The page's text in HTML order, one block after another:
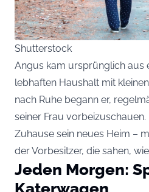
Shutterstock
Angus kam ursprünglich aus
lebhaften Haushalt mit
nach Ruhe begann er,
seiner Frau
Zuhause sein neues Heim –
der Vorbesitzer, die sahen,
Jeden Morgen: